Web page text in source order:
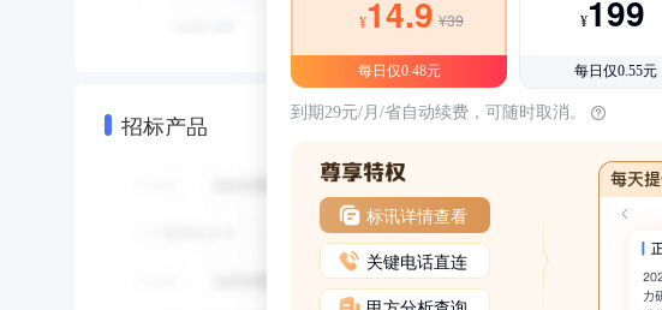
招标产品
¥14.9 ¥39
每日仅0.48元
¥199
每日仅0.55元
到期29元/月/省自动续费，可随时取消。
标讯详情查看
关键电话直连